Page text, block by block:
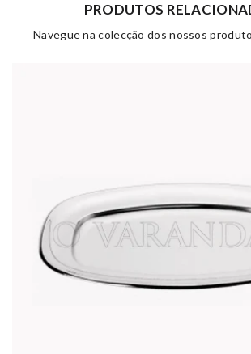
PRODUTOS
Navegue na colecção dos nossos